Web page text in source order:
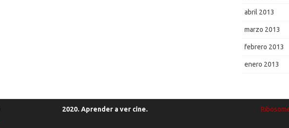
abril 2013
marzo 2013
febrero 2013
enero 2013
2020. Aprender a ver cine.